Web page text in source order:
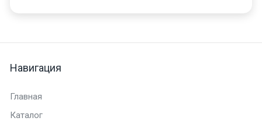
Навигация
Главная
Каталог